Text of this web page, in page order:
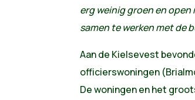
erg weinig groen en
samen te werken met de
Aan de Kielsevest
officierswoningen
De woningen en het